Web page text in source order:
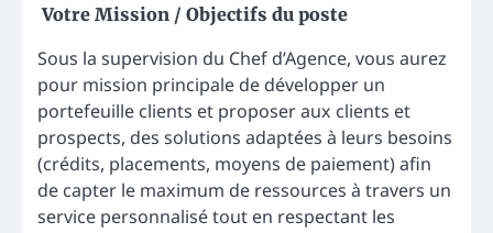
Votre Mission / Objectifs du poste
Sous la supervision du Chef d’Agence, vous aurez
pour mission principale de développer un
portefeuille clients et proposer aux clients et
prospects, des solutions adaptées à leurs besoins
(crédits, placements, moyens de paiement) afin
de capter le maximum de ressources à travers un
service personnalisé tout en respectant les